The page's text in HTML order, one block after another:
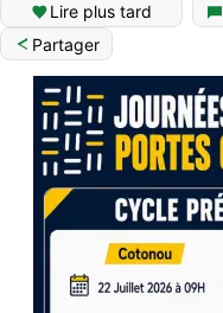
Lire plus tard
Partager